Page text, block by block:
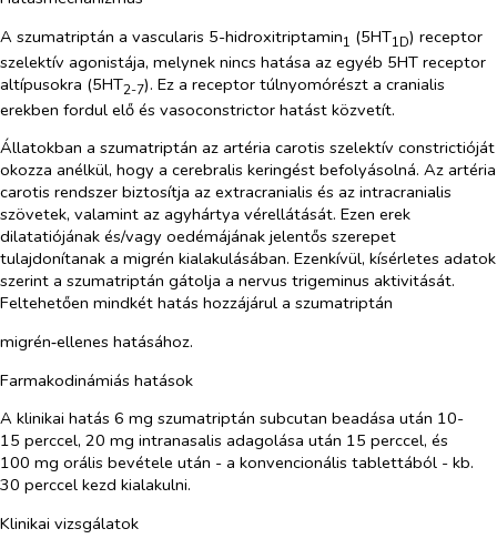
A szumatriptán a vascularis 5-hidroxitriptamin1 (5HT1D) receptor
szelektív agonistája, melynek nincs hatása az egyéb 5HT receptor
altípusokra (5HT2-7). Ez a receptor túlnyomórészt a cranialis
erekben fordul elő és vasoconstrictor hatást közvetít.
Állatokban a szumatriptán az artéria carotis szelektív constrictióját
okozza anélkül, hogy a cerebralis keringést befolyásolná. Az artéria
carotis rendszer biztosítja az extracranialis és az intracranialis
szövetek, valamint az agyhártya vérellátását. Ezen erek
dilatatiójának és/vagy oedémájának jelentős szerepet
tulajdonítanak a migrén kialakulásában. Ezenkívül, kísérletes adatok
szerint a szumatriptán gátolja a nervus trigeminus aktivitását.
Feltehetően mindkét hatás hozzájárul a szumatriptán
migrén‑ellenes hatásához.
Farmakodinámiás hatások
A klinikai hatás 6 mg szumatriptán subcutan beadása után 10-
15 perccel, 20 mg intranasalis adagolása után 15 perccel, és
100 mg orális bevétele után - a konvencionális tablettából - kb.
30 perccel kezd kialakulni.
Klinikai vizsgálatok